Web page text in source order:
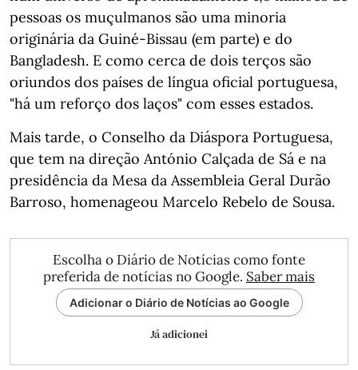
pessoas os muçulmanos são uma minoria
originária da Guiné-Bissau (em parte) e do
Bangladesh. E como cerca de dois terços são
oriundos dos países de língua oficial portuguesa,
"há um reforço dos laços" com esses estados.
Mais tarde, o Conselho da Diáspora Portuguesa,
que tem na direção António Calçada de Sá e na
presidência da Mesa da Assembleia Geral Durão
Barroso, homenageou Marcelo Rebelo de Sousa.
Escolha o Diário de Notícias como fonte
preferida de notícias no Google. Saber mais
Adicionar o Diário de Notícias ao Google
Já adicionei